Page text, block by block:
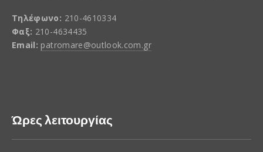
Τηλέφωνο: 210-4610334
Φαξ: 210-4634435
Email: patromare@outlook.com.gr
Ώρες λειτουργίας